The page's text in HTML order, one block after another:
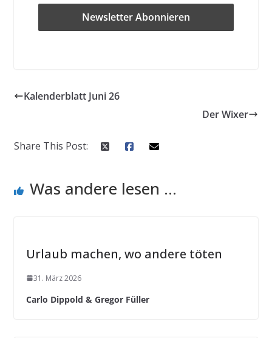
Kalenderblatt Juni 26
Der Wixer
Share This Post:
Was andere lesen ...
Urlaub machen, wo andere töten
31. März 2026
Carlo Dippold & Gregor Füller